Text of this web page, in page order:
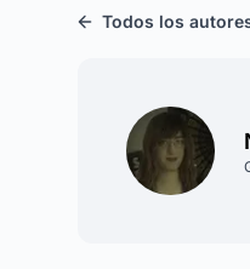
Todos los